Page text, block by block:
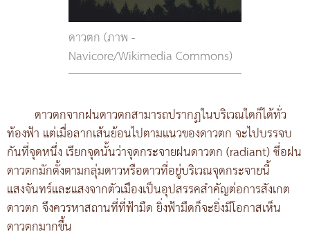
ดาวตก (ภาพ -
Navicore/Wikimedia Commons)
ดาวตกจากฝนดาวตกสามารถปรากฏในบริเวณใดก็ได้ทั่ว
ท้องฟ้า แต่เมื่อลากเส้นย้อนไปตามแนวของดาวตก จะไปบรรจบ
กันที่จุดหนึ่ง เรียกจุดนั้นว่าจุดกระจายฝนดาวตก (radiant) ชี่อฝน
ดาวตกมักตั้งตามกลุ่มดาวหรือดาวที่อยู่บริเวณจุดกระจายนี้
แสงจันทร์และแสงจากตัวเมืองเป็นอุปสรรคสำคัญต่อการสังเกต
ดาวตก จึงควรหาสถานที่ที่ฟ้ามืด ยิ่งฟ้ามืดก็จะยิ่งมีโอกาสเห็น
ดาวตกมากขึ้น